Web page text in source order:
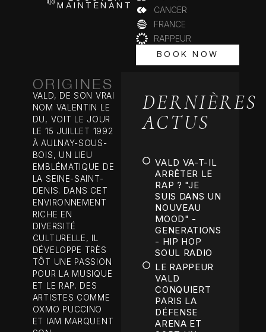
MAINTENANT
CANCER
FRANCE
RAPPEUR
BOOK NOW
ORIGINES
VALD, DE SON VRAI
NOM VALENTIN LE
DU, VOIT LE JOUR
LE 15 JUILLET 1992
À AULNAY-SOUS-
BOIS, UN LIEU
EMBLÉMATIQUE DE
LA SEINE-SAINT-
DENIS. DANS CET
ENVIRONNEMENT
RICHE EN
DIVERSITÉ
CULTURELLE, IL
DÉVELOPPE TRÈS
TÔT UNE PASSION
POUR LA MUSIQUE
ET LE RAP. DES
ARTISTES COMME
OXMO PUCCINO
ET IAM MARQUENT
DERNIÈRES
ACTUS
VALD VA-T-IL
ARRÊTER LE
RAP ? "JE
SUIS DANS UN
NOUVEAU
MOOD" -
GENERATIONS
- HIP HOP
SOUL RADIO
LE RAPPEUR
VALD
CONQUIERT
PARIS LA
DÉFENSE
ARENA ET